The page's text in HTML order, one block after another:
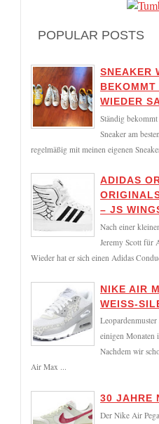
POPULAR POSTS
SNEAKER
WIEDER
Ständig
Sneaker am
regelmäßig mit meinen eigenen
ADIDAS
– JS
Nach einer
Jeremy Scott für
Wieder hat er sich einen Adidas
NIKE AIR
WEISS-
einigen Monaten
Nachdem wir
Air Max ...
30 JAHRE
Der Nike Air